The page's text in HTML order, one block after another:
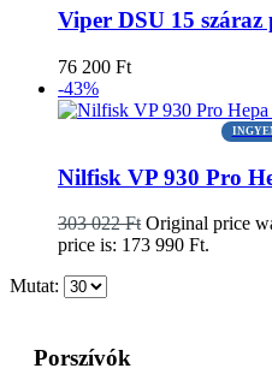
Viper DSU 15 száraz
76 200 Ft
-43%
Nilfisk VP 930 Pro
303 022Ft Original price
price is: 173 990 Ft.
Mutat:
Porszívók